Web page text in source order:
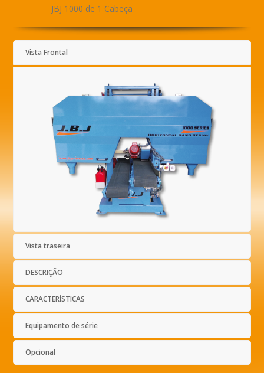
JBJ 1000 de 1 Cabeça
Vista Frontal
Vista traseira
DESCRIÇÃO
CARACTERÍSTICAS
Equipamento de série
Opcional